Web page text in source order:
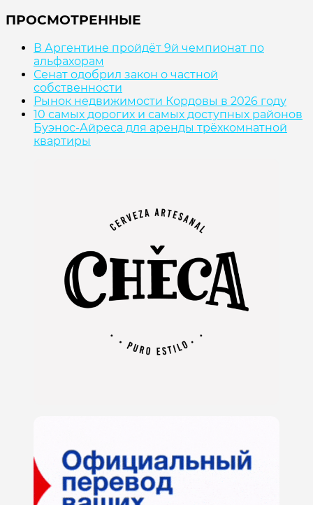
ПРОСМОТРЕННЫЕ
В Аргентине пройдёт 9й чемпионат по
альфахорам
Сенат одобрил закон о частной
собственности
Рынок недвижимости Кордовы в 2026 году
10 самых дорогих и самых доступных районов
Буэнос-Айреса для аренды трёхкомнатной
квартиры